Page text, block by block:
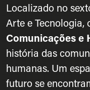
Localizado no
Arte e Tecnologia,
Comunicações e
história das
humanas. Um
futuro se